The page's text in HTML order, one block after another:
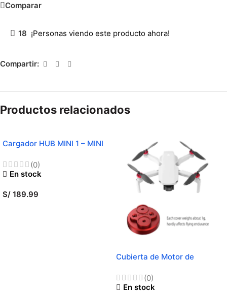
Comparar
18 ¡Personas viendo este producto ahora!
Compartir:
Productos relacionados
Cargador HUB MINI 1 – MINI
(0)
En stock
S/ 189.99
Cubierta de Motor de
2 / SE
(0)
En stock